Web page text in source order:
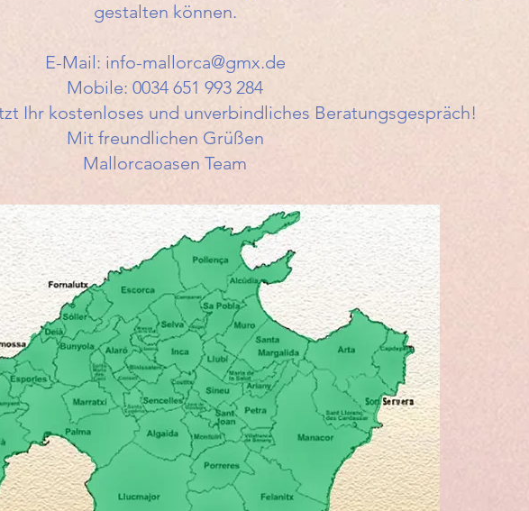
gestalten können.
E-Mail: info-mallorca@gmx.de
Mobile: 0034 651 993 284
Ihr kostenloses und unverbindliches Beratungsgespräch!
Mit freundlichen Grüßen
Mallorcaoasen Team